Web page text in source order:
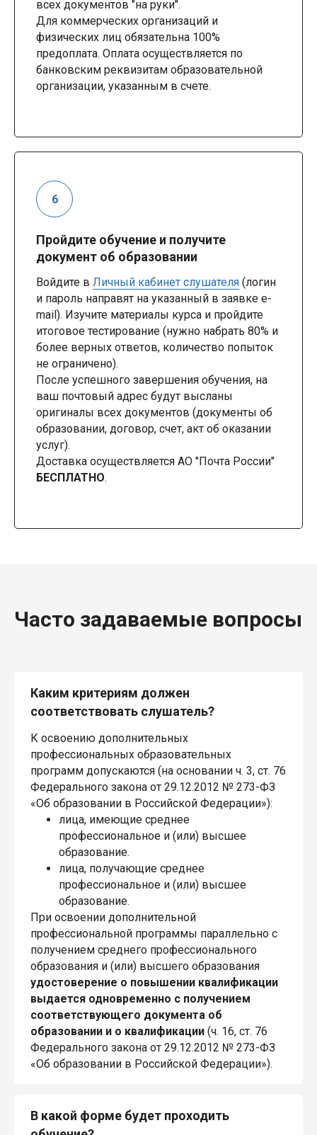
всех документов "на руки".
Для коммерческих организаций и
физических лиц обязательна 100%
предоплата. Оплата осуществляется по
банковским реквизитам образовательной
организации, указанным в счете.
Пройдите обучение и получите
документ об образовании
Войдите в Личный кабинет слушателя (логин
и пароль направят на указанный в заявке e-
mail). Изучите материалы курса и пройдите
итоговое тестирование (нужно набрать 80% и
более верных ответов, количество попыток
не ограничено).
После успешного завершения обучения, на
ваш почтовый адрес будут высланы
оригиналы всех документов (документы об
образовании, договор, счет, акт об оказании
услуг).
Доставка осуществляется АО "Почта России"
БЕСПЛАТНО.
Часто задаваемые вопросы
Каким критериям должен
соответствовать слушатель?
К освоению дополнительных
профессиональных образовательных
программ допускаются (на основании ч. 3, ст. 76
Федерального закона от 29.12.2012 № 273-ФЗ
«Об образовании в Российской Федерации»):
лица, имеющие среднее
профессиональное и (или) высшее
образование.
лица, получающие среднее
профессиональное и (или) высшее
образование.
При освоении дополнительной
профессиональной программы параллельно с
получением среднего профессионального
образования и (или) высшего образования
удостоверение о повышении квалификации
выдается одновременно с получением
соответствующего документа об
образовании и о квалификации (ч. 16, ст. 76
Федерального закона от 29.12.2012 № 273-ФЗ
«Об образовании в Российской Федерации»).
В какой форме будет проходить